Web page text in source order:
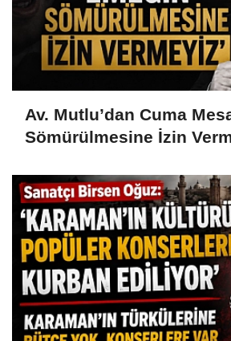
Av. Mutlu’dan Cuma
Sömürülmesine İzin